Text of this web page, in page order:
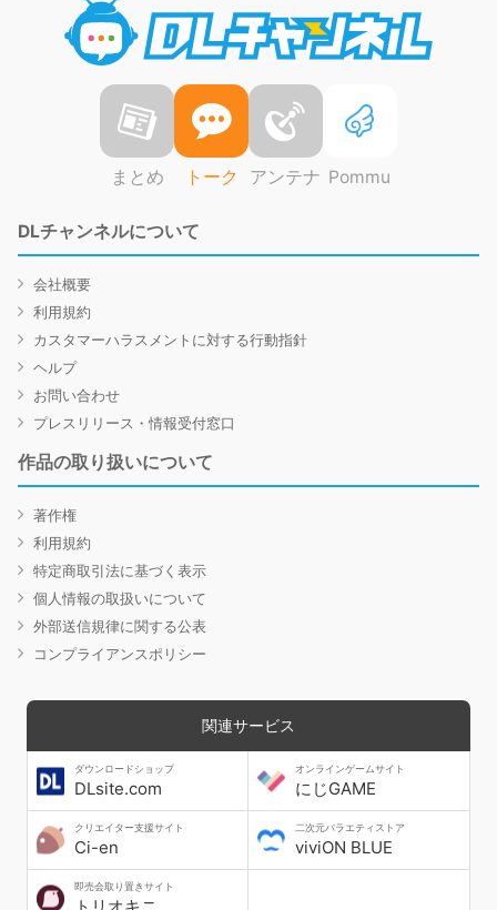
まとめ トーク アンテナ Pommu
DLチャンネルについて
会社概要
利用規約
カスタマーハラスメントに対する行動指針
ヘルプ
お問い合わせ
プレスリリース・情報受付窓口
作品の取り扱いについて
著作権
利用規約
特定商取引法に基づく表示
個人情報の取扱いについて
外部送信規律に関する公表
コンプライアンスポリシー
関連サービス
ダウンロードショップ
DLsite.com
オンラインゲームサイト
にじGAME
クリエイター支援サイト
Ci-en
二次元バラエティストア
viviON BLUE
即売会取り置きサイト